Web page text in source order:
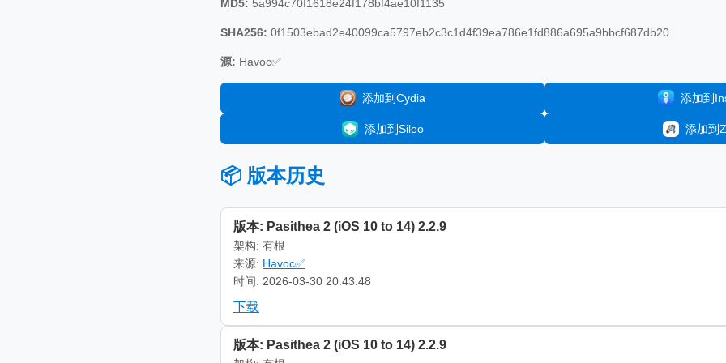
MD5: 5a994c70f1618e24f178bf4ae10f1135
SHA256: 0f1503ebad2e40099ca5797eb2c3c1d4f39ea786e1fd886a695a9bbcf687db20
源: Havoc✅
添加到Cydia 添加到
添加到Sileo 添加到
📦 版本历史
版本: Pasithea 2 (iOS 10 to 14) 2.2.9
架构: 有根
来源: Havoc✅
时间: 2026-03-30 20:43:48
下载
版本: Pasithea 2 (iOS 10 to 14) 2.2.9